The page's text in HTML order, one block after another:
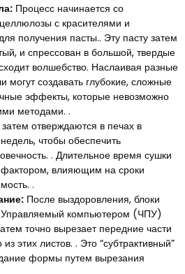
Процесс начинается со
с красителями и
получения пасты.. Эту пасту затем
и спрессован в большой, твердые
волшебство. Наслаивая разные
могут создавать глубокие, сложные
эффекты, которые невозможно
методами. .
отверждаются в печах в
чтобы обеспечить
. Длительное время сушки
влияющим на сроки
.
После выздоровления, блоки
Управляемый компьютером (ЧПУ)
точно вырезает передние части
этих листов. . Это “субтрактивный”
формы путем вырезания